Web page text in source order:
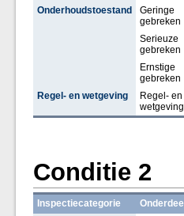
Onderhoudstoestand
Geringe
gebreken
Serieuze
gebreken
Ernstige
gebreken
Regel- en wetgeving
Regel- en
wetgeving
Conditie 2
Inspectiecategorie Onderdeel